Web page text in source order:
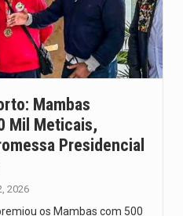
Mambas
Mil Meticais,
Presidencial
2026
os Mambas com 500